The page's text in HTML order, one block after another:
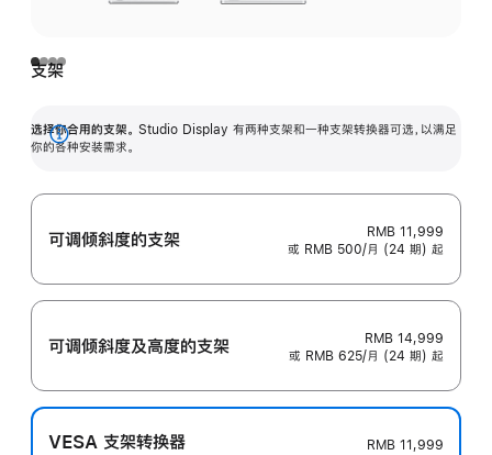
支架
选择你合用的支架。 Studio Display 有两种支架和一种支架转换器可选，以满足
你的各种安装需求。
展
可调倾斜度的支架
RMB 11,999
或 RMB 500/月 (24 期) 起
可调倾斜度及高‍度的支‍架
RMB 14,999
或 RMB 625/月 (24 期) 起
VESA 支架转换器
RMB 11,999